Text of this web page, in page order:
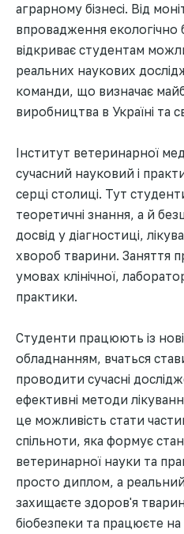
аграрному бізнесі. Від
впровадження екологічно
відкриває студентам
реальних наукових
команди, що визначає
виробництва в Україні та
Інститут ветеринарної
сучасний науковий і
серці столиці. Тут
теоретичні знання, а й
досвід у діагностиці,
хвороб тварини. Заняття
умовах клінічної,
практики.
Студенти працюють із
обладнанням, вчаться
проводити сучасні
ефективні методи
це можливість стати
спільноти, яка формує
ветеринарної науки та
просто диплом, а
захищаєте здоров'я
біобезпеки та працюєте на